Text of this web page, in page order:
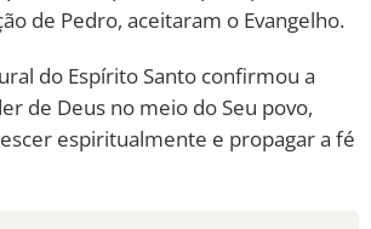
de Pedro, aceitaram o Evangelho.
do Espírito Santo confirmou a
de Deus no meio do Seu povo,
espiritualmente e propagar a fé